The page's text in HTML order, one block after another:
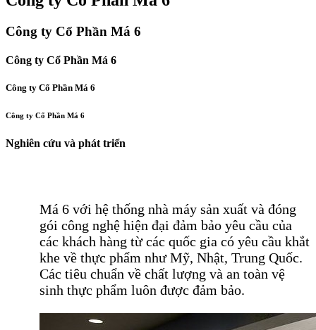
Công ty Cổ Phần Má 6
Công ty Cổ Phần Má 6
Công ty Cổ Phần Má 6
Công ty Cổ Phần Má 6
Nghiên cứu và phát triển
Má 6 với hệ thống nhà máy sản xuất và đóng
gói công nghệ hiện đại đảm bảo yêu cầu của
các khách hàng từ các quốc gia có yêu cầu khắt
khe về thực phẩm như Mỹ, Nhật, Trung Quốc.
Các tiêu chuẩn về chất lượng và an toàn vệ
sinh thực phẩm luôn được đảm bảo.